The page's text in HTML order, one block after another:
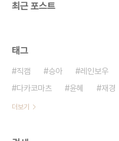
최근 포스트
태그
직캠 승아 레인보우
다카코마츠
윤혜 재경
더보기